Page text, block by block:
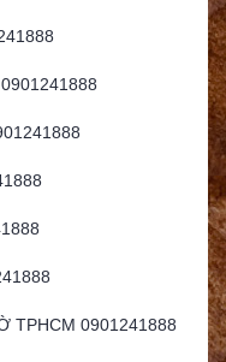
TPHCM 0901241888